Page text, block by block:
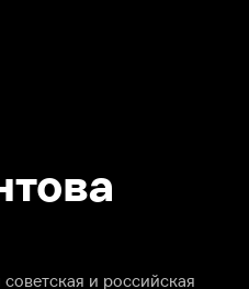
и российская